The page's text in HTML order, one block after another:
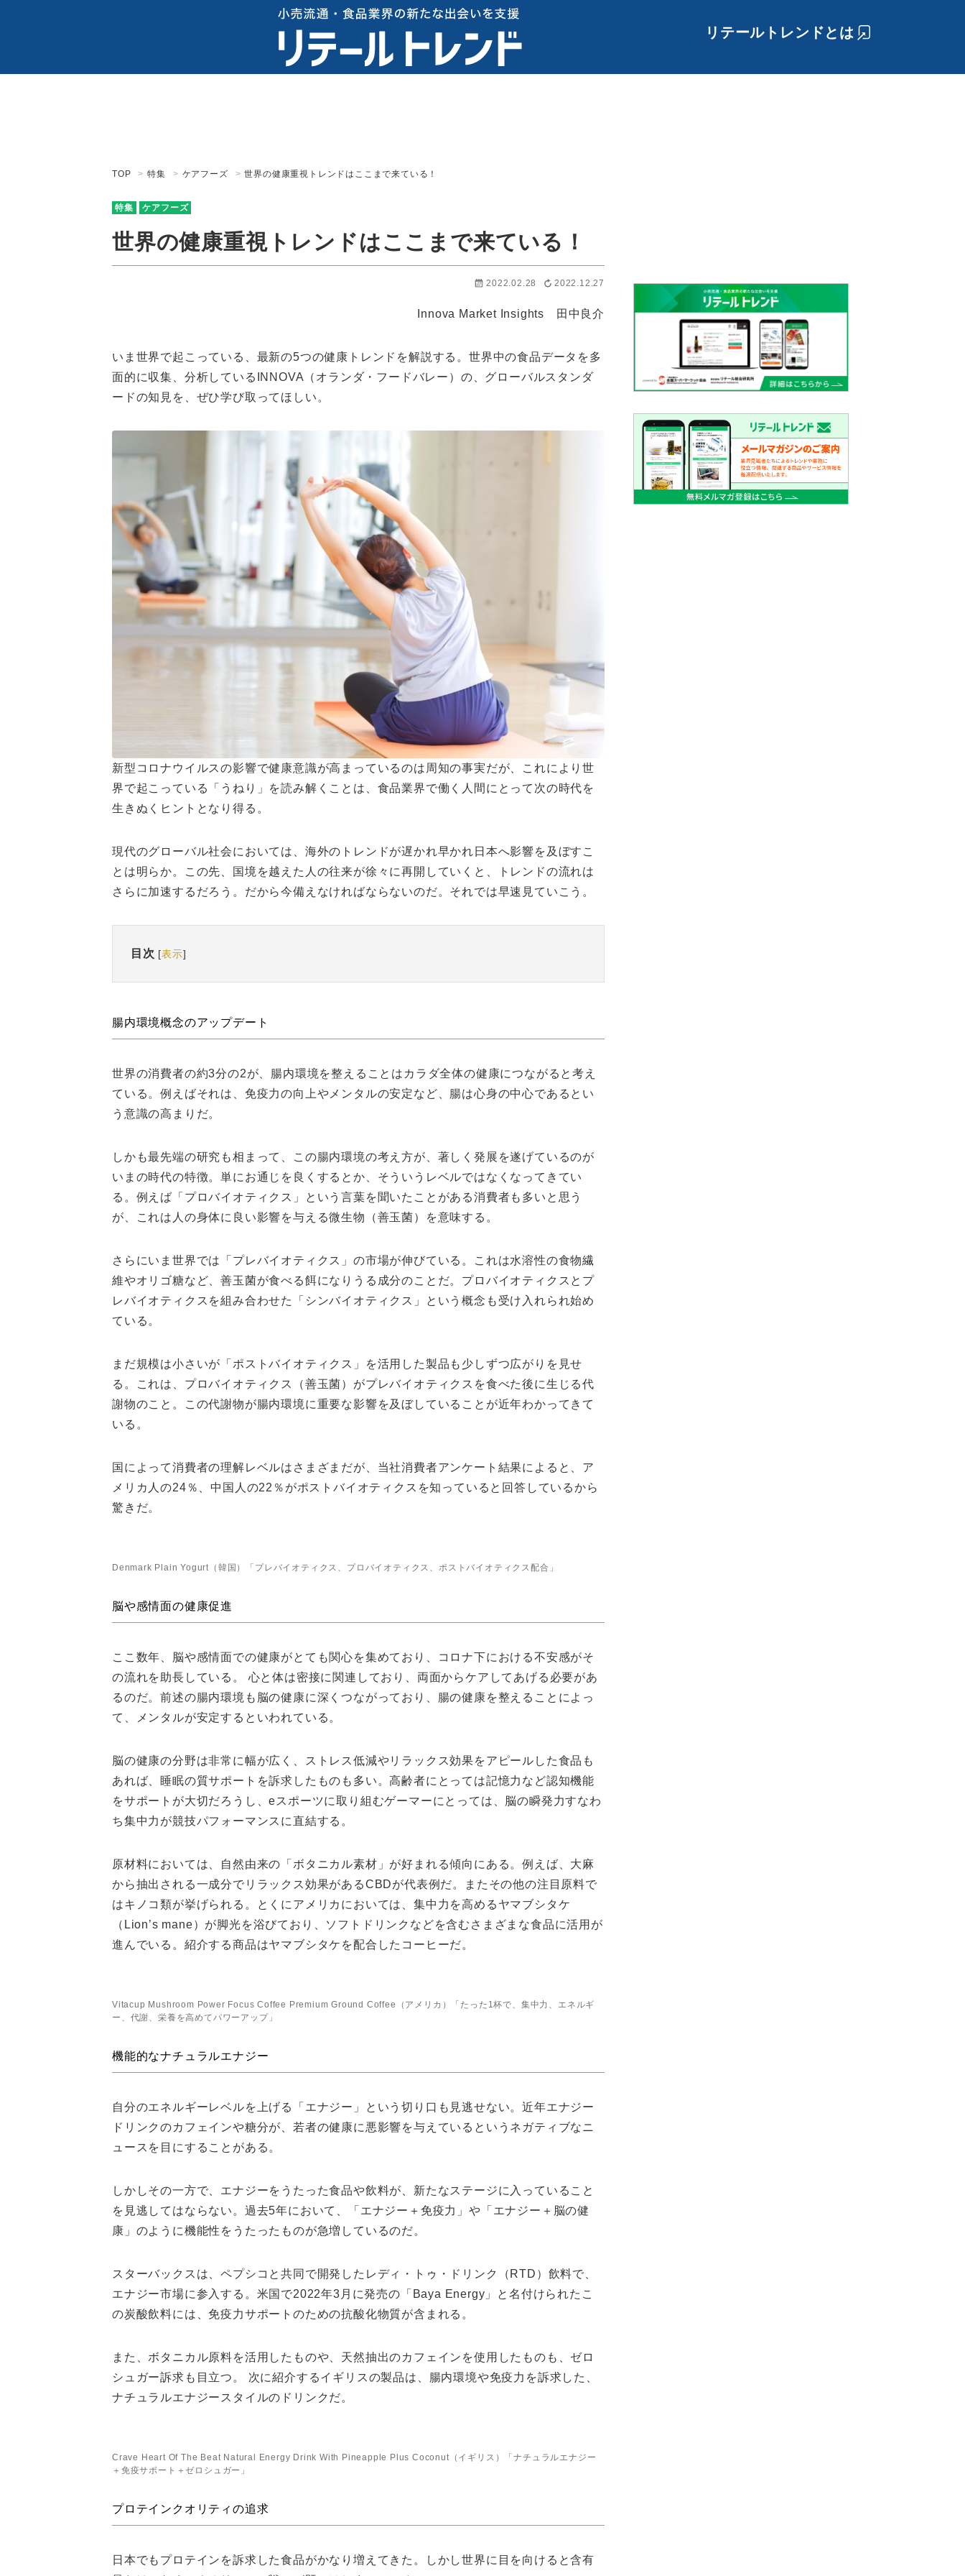
リテールトレンドとは
TOP 特集 ケアフーズ 世界の健康重視トレンドはここまで来ている！
特集 ケアフーズ
世界の健康重視トレンドはここまで来ている！
2022.02.28 2022.12.27
Innova Market Insights 田中良介
いま世界で起こっている、最新の5つの健康トレンドを解説する。世界中の食品データを多
面的に収集、分析しているINNOVA（オランダ・フードバレー）の、グローバルスタンダ
ードの知見を、ぜひ学び取ってほしい。
新型コロナウイルスの影響で健康意識が高まっているのは周知の事実だが、これにより世
界で起こっている「うねり」を読み解くことは、食品業界で働く人間にとって次の時代を
生きぬくヒントとなり得る。
現代のグローバル社会においては、海外のトレンドが遅かれ早かれ日本へ影響を及ぼすこ
とは明らか。この先、国境を越えた人の往来が徐々に再開していくと、トレンドの流れは
さらに加速するだろう。だから今備えなければならないのだ。それでは早速見ていこう。
目次 [表示]
腸内環境概念のアップデート
世界の消費者の約3分の2が、腸内環境を整えることはカラダ全体の健康につながると考え
ている。例えばそれは、免疫力の向上やメンタルの安定など、腸は心身の中心であるとい
う意識の高まりだ。
しかも最先端の研究も相まって、この腸内環境の考え方が、著しく発展を遂げているのが
いまの時代の特徴。単にお通じを良くするとか、そういうレベルではなくなってきてい
る。例えば「プロバイオティクス」という言葉を聞いたことがある消費者も多いと思う
が、これは人の身体に良い影響を与える微生物（善玉菌）を意味する。
さらにいま世界では「プレバイオティクス」の市場が伸びている。これは水溶性の食物繊
維やオリゴ糖など、善玉菌が食べる餌になりうる成分のことだ。プロバイオティクスとプ
レバイオティクスを組み合わせた「シンバイオティクス」という概念も受け入れられ始め
ている。
まだ規模は小さいが「ポストバイオティクス」を活用した製品も少しずつ広がりを見せ
る。これは、プロバイオティクス（善玉菌）がプレバイオティクスを食べた後に生じる代
謝物のこと。この代謝物が腸内環境に重要な影響を及ぼしていることが近年わかってきて
いる。
国によって消費者の理解レベルはさまざまだが、当社消費者アンケート結果によると、ア
メリカ人の24％、中国人の22％がポストバイオティクスを知っていると回答しているから
驚きだ。
Denmark Plain Yogurt（韓国）「プレバイオティクス、プロバイオティクス、ポストバイオティクス配合」
脳や感情面の健康促進
ここ数年、脳や感情面での健康がとても関心を集めており、コロナ下における不安感がそ
の流れを助長している。 心と体は密接に関連しており、両面からケアしてあげる必要があ
るのだ。前述の腸内環境も脳の健康に深くつながっており、腸の健康を整えることによっ
て、メンタルが安定するといわれている。
脳の健康の分野は非常に幅が広く、ストレス低減やリラックス効果をアピールした食品も
あれば、睡眠の質サポートを訴求したものも多い。高齢者にとっては記憶力など認知機能
をサポートが大切だろうし、eスポーツに取り組むゲーマーにとっては、脳の瞬発力すなわ
ち集中力が競技パフォーマンスに直結する。
原材料においては、自然由来の「ボタニカル素材」が好まれる傾向にある。例えば、大麻
から抽出される一成分でリラックス効果があるCBDが代表例だ。またその他の注目原料で
はキノコ類が挙げられる。とくにアメリカにおいては、集中力を高めるヤマブシタケ
（Lion’s mane）が脚光を浴びており、ソフトドリンクなどを含むさまざまな食品に活用が
進んでいる。紹介する商品はヤマブシタケを配合したコーヒーだ。
Vitacup Mushroom Power Focus Coffee Premium Ground Coffee（アメリカ）「たった1杯で、集中力、エネルギ
ー、代謝、栄養を高めてパワーアップ」
機能的なナチュラルエナジー
自分のエネルギーレベルを上げる「エナジー」という切り口も見逃せない。近年エナジー
ドリンクのカフェインや糖分が、若者の健康に悪影響を与えているというネガティブなニ
ュースを目にすることがある。
しかしその一方で、エナジーをうたった食品や飲料が、新たなステージに入っていること
を見逃してはならない。過去5年において、「エナジー＋免疫力」や「エナジー＋脳の健
康」のように機能性をうたったものが急増しているのだ。
スターバックスは、ペプシコと共同で開発したレディ・トゥ・ドリンク（RTD）飲料で、
エナジー市場に参入する。米国で2022年3月に発売の「Baya Energy」と名付けられたこ
の炭酸飲料には、免疫力サポートのための抗酸化物質が含まれる。
また、ボタニカル原料を活用したものや、天然抽出のカフェインを使用したものも、ゼロ
シュガー訴求も目立つ。 次に紹介するイギリスの製品は、腸内環境や免疫力を訴求した、
ナチュラルエナジースタイルのドリンクだ。
Crave Heart Of The Beat Natural Energy Drink With Pineapple Plus Coconut（イギリス）「ナチュラルエナジー
＋免疫サポート＋ゼロシュガー」
プロテインクオリティの追求
日本でもプロテインを訴求した食品がかなり増えてきた。しかし世界に目を向けると含有